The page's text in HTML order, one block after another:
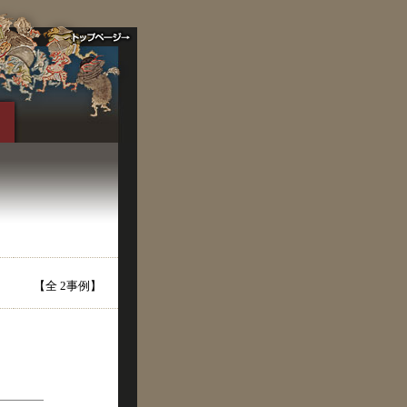
【全 2事例】